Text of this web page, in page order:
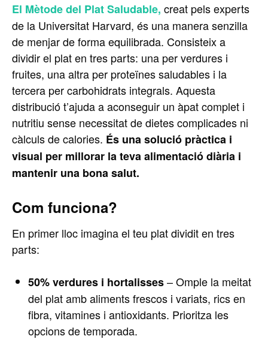
El Mètode del Plat Saludable, creat pels experts
de la Universitat Harvard, és una manera senzilla
de menjar de forma equilibrada. Consisteix a
dividir el plat en tres parts: una per verdures i
fruites, una altra per proteïnes saludables i la
tercera per carbohidrats integrals. Aquesta
distribució t’ajuda a aconseguir un àpat complet i
nutritiu sense necessitat de dietes complicades ni
càlculs de calories. És una solució pràctica i
visual per millorar la teva alimentació diària i
mantenir una bona salut.
Com funciona?
En primer lloc imagina el teu plat dividit en tres
parts:
50% verdures i hortalisses– Omple la meitat
del plat amb aliments frescos i variats, rics en
fibra, vitamines i antioxidants. Prioritza les
opcions de temporada.